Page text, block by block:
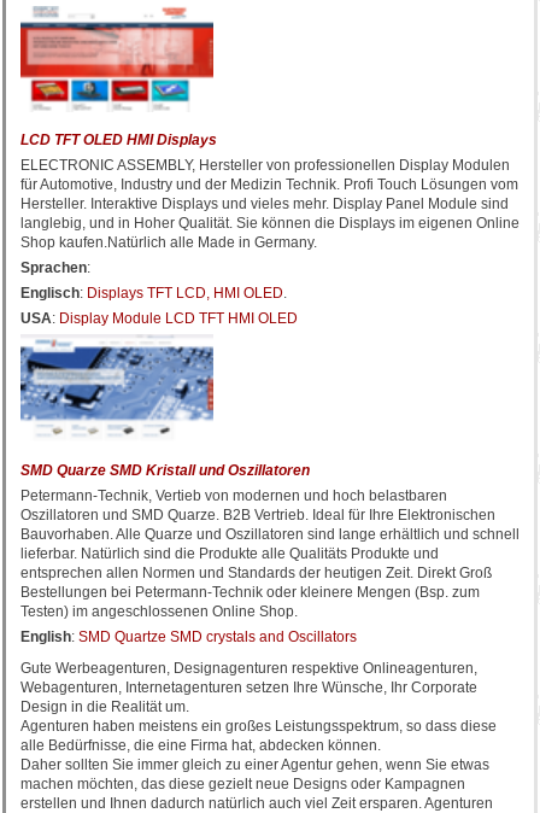
LCD TFT OLED HMI Displays
ELECTRONIC ASSEMBLY, Hersteller von professionellen Display Modulen
für Automotive, Industry und der Medizin Technik. Profi Touch Lösungen vom
Hersteller. Interaktive Displays und vieles mehr. Display Panel Module sind
langlebig, und in Hoher Qualität. Sie können die Displays im eigenen Online
Shop kaufen.Natürlich alle Made in Germany.
Sprachen:
Englisch: Displays TFT LCD, HMI OLED.
USA: Display Module LCD TFT HMI OLED
SMD Quarze SMD Kristall und Oszillatoren
Petermann-Technik, Vertieb von modernen und hoch belastbaren
Oszillatoren und SMD Quarze. B2B Vertrieb. Ideal für Ihre Elektronischen
Bauvorhaben. Alle Quarze und Oszillatoren sind lange erhältlich und schnell
lieferbar. Natürlich sind die Produkte alle Qualitäts Produkte und
entsprechen allen Normen und Standards der heutigen Zeit. Direkt Groß
Bestellungen bei Petermann-Technik oder kleinere Mengen (Bsp. zum
Testen) im angeschlossenen Online Shop.
English: SMD Quartze SMD crystals and Oscillators
Gute Werbeagenturen, Designagenturen respektive Onlineagenturen,
Webagenturen, Internetagenturen setzen Ihre Wünsche, Ihr Corporate
Design in die Realität um.
Agenturen haben meistens ein großes Leistungsspektrum, so dass diese
alle Bedürfnisse, die eine Firma hat, abdecken können.
Daher sollten Sie immer gleich zu einer Agentur gehen, wenn Sie etwas
machen möchten, das diese gezielt neue Designs oder Kampagnen
erstellen und Ihnen dadurch natürlich auch viel Zeit ersparen. Agenturen